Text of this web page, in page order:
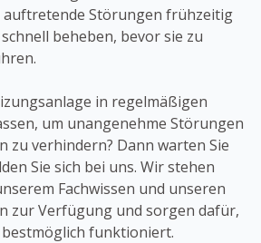
auftretende Störungen frühzeitig
beheben, bevor sie zu
in regelmäßigen
um unangenehme Störungen
zu verhindern? Dann warten Sie
Sie sich bei uns. Wir stehen
Fachwissen und unseren
zur Verfügung und sorgen dafür,
funktioniert.